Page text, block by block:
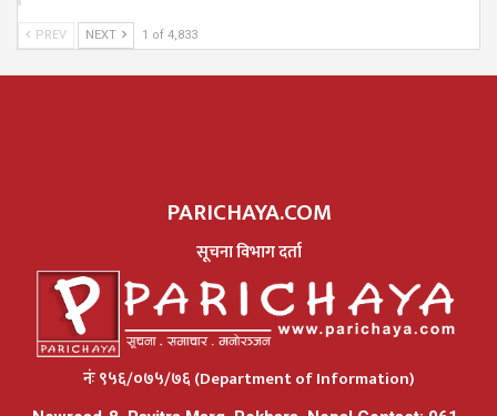
PREV NEXT 1 of 4,833
PARICHAYA.COM
सूचना विभाग दर्ता
नंः ९५६/०७५/७६ (Department of Information)